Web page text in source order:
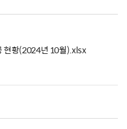
현황(2024년 10월).xlsx